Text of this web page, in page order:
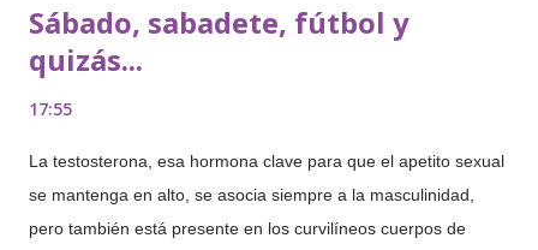
Sábado, sabadete, fútbol y
quizás...
17:55
La testosterona, esa hormona clave para que el apetito sexual
se mantenga en alto, se asocia siempre a la masculinidad,
pero también está presente en los curvilíneos cuerpos de